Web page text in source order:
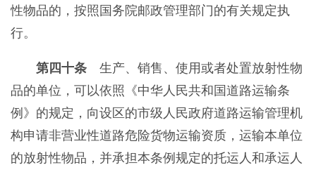
性物品的，按照国务院邮政管理部门的有关规定执
行。
第四十条生产、销售、使用或者处置放射性物
品的单位，可以依照《中华人民共和国道路运输条
例》的规定，向设区的市级人民政府道路运输管理机
构申请非营业性道路危险货物运输资质，运输本单位
的放射性物品，并承担本条例规定的托运人和承运人